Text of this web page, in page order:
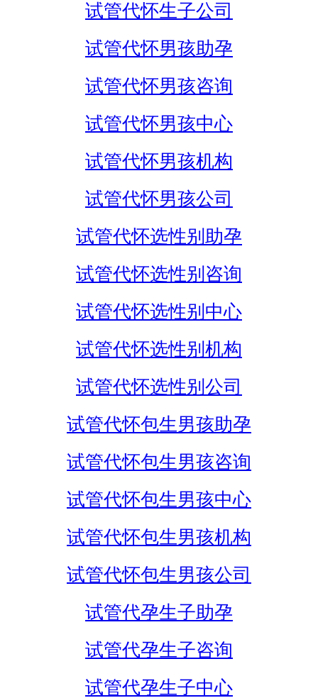
试管代怀生子公司
试管代怀男孩助孕
试管代怀男孩咨询
试管代怀男孩中心
试管代怀男孩机构
试管代怀男孩公司
试管代怀选性别助孕
试管代怀选性别咨询
试管代怀选性别中心
试管代怀选性别机构
试管代怀选性别公司
试管代怀包生男孩助孕
试管代怀包生男孩咨询
试管代怀包生男孩中心
试管代怀包生男孩机构
试管代怀包生男孩公司
试管代孕生子助孕
试管代孕生子咨询
试管代孕生子中心